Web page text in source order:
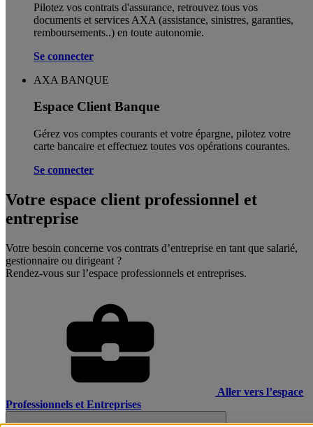
Pilotez vos contrats d'assurance, retrouvez tous vos
documents et services AXA (assistance, sinistres, garanties,
remboursements..) en toute autonomie. ​
Se connecter
AXA BANQUE
Espace Client Banque
Gérez vos comptes courants et votre épargne, pilotez votre
carte bancaire et effectuez toutes vos opérations courantes.
Se connecter
Votre espace client professionnel et
entreprise
Votre besoin concerne vos contrats d’entreprise en tant que salarié,
gestionnaire ou dirigeant ?
Rendez-vous sur l’espace professionnels et entreprises.
Aller vers l’espace
Professionnels et Entreprises